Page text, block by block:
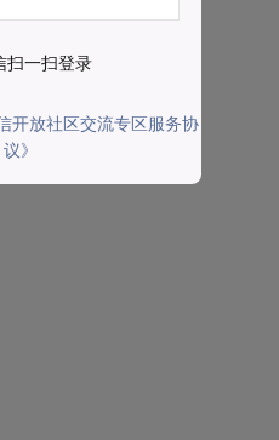
扫一扫登录
开放社区交流专区服务协
议》